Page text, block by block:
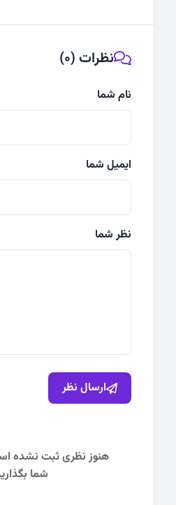
نظرات (0)
نام شما
ایمیل شما
نظر شما
ارسال نظر
هنوز نظری ثبت نشده
شما